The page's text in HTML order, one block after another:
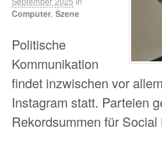
Computer, Szene
Politische
Kommunikation
findet inzwischen vor
Instagram statt. Parteien
Rekordsummen für Social